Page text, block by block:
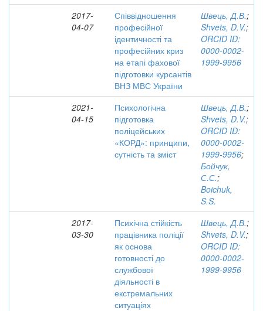
2017-
04-07
Співвідношення
професійної
ідентичності та
професійних криз
на етапі фахової
підготовки курсантів
ВНЗ МВС України
Швець, Д.В.;
Shvets, D.V.;
ORCID ID:
0000-0002-
1999-9956
2021-
04-15
Психологічна
підготовка
поліцейських
«КОРД»: принципи,
сутність та зміст
Швець, Д.В.;
Shvets, D.V.;
ORCID ID:
0000-0002-
1999-9956;
Бойчук,
С.С.;
Boichuk,
S.S.
2017-
03-30
Психічна стійкість
працівника поліції
як основа
готовності до
службової
діяльності в
екстремальних
ситуаціях
Швець, Д.В.;
Shvets, D.V.;
ORCID ID:
0000-0002-
1999-9956